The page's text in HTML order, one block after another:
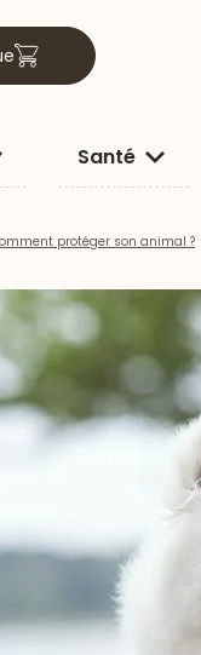
Santé
protéger son animal ?